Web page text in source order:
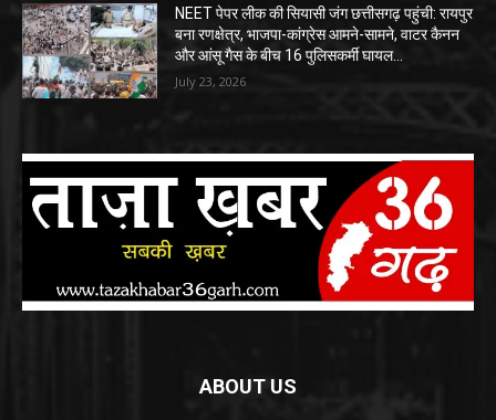
NEET पेपर लीक की सियासी जंग छत्तीसगढ़ पहुंची: रायपुर
बना रणक्षेत्र, भाजपा-कांग्रेस आमने-सामने, वाटर कैनन
और आंसू गैस के बीच 16 पुलिसकर्मी घायल…
July 23, 2026
ABOUT US